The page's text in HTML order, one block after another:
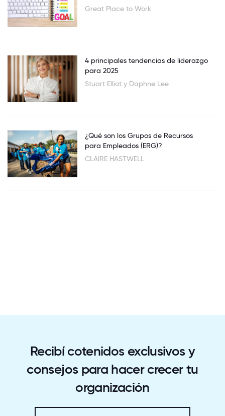
Great Place to Work
4 principales tendencias de liderazgo
para 2025
Stuart Elliot y Daphne Lee
¿Qué son los Grupos de Recursos
para Empleados (ERG)?
CLAIRE HASTWELL
Recibí cotenidos exclusivos y
consejos para hacer crecer tu
organización